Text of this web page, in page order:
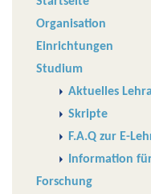
Organisation
Einrichtungen
Studium
Aktuelles
Skripte
F.A.Q zur E-
Information
Forschung